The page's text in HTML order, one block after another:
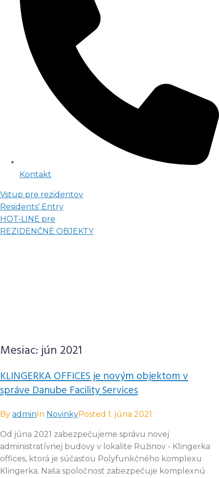
Kontakt
Vstup pre rezidentov
Residents' Entry
HOT-LINE pre
REZIDENČNÉ OBJEKTY
Mesiac:jún 2021
KLINGERKA OFFICES je novým objektom v
správe Danube Facility Services
By admin In NovinkyPosted 1. júna 2021
Od júna 2021 zabezpečujeme správu novej
administratívnej budovy v lokalite Ružinov - Klingerka
offices, ktorá je súčasťou Polyfunkčného komplexu
Klingerka. Naša spoločnosť zabezpečuje komplexnú